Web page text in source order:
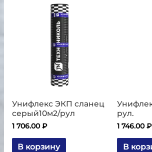
Унифлекс ЭКП сланец
серый10м2/рул
1 706.00₽
В корзину
рул.
1 746.00₽
В